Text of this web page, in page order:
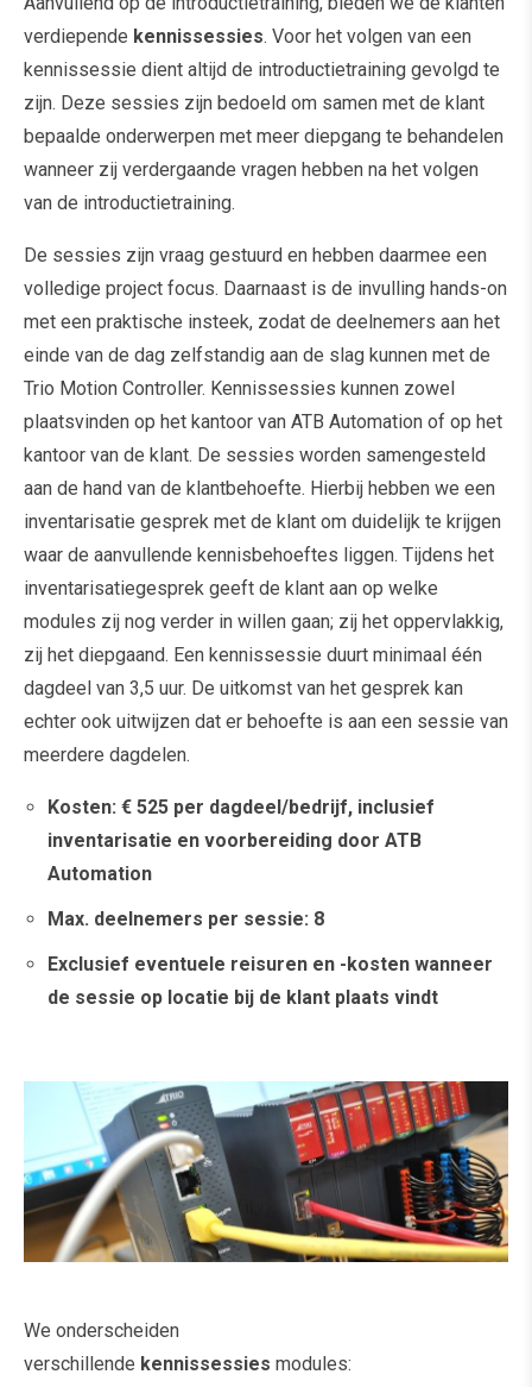
verdiepende kennissessies. Voor het volgen van een
kennissessie dient altijd de introductietraining gevolgd te
zijn. Deze sessies zijn bedoeld om samen met de klant
bepaalde onderwerpen met meer diepgang te behandelen
wanneer zij verdergaande vragen hebben na het volgen
van de introductietraining.
De sessies zijn vraag gestuurd en hebben daarmee een
volledige project focus. Daarnaast is de invulling hands-on
met een praktische insteek, zodat de deelnemers aan het
einde van de dag zelfstandig aan de slag kunnen met de
Trio Motion Controller. Kennissessies kunnen zowel
plaatsvinden op het kantoor van ATB Automation of op het
kantoor van de klant. De sessies worden samengesteld
aan de hand van de klantbehoefte. Hierbij hebben we een
inventarisatie gesprek met de klant om duidelijk te krijgen
waar de aanvullende kennisbehoeftes liggen. Tijdens het
inventarisatiegesprek geeft de klant aan op welke
modules zij nog verder in willen gaan; zij het oppervlakkig,
zij het diepgaand. Een kennissessie duurt minimaal één
dagdeel van 3,5 uur. De uitkomst van het gesprek kan
echter ook uitwijzen dat er behoefte is aan een sessie van
meerdere dagdelen.
Kosten: € 525 per dagdeel/bedrijf, inclusief
inventarisatie en voorbereiding door ATB
Automation
Max. deelnemers per sessie: 8
Exclusief eventuele reisuren en -kosten wanneer
de sessie op locatie bij de klant plaats vindt
We onderscheiden
verschillende kennissessies modules: